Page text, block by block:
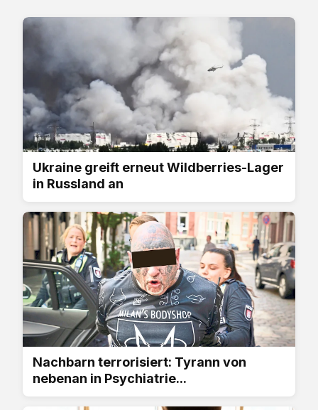
Ukraine greift erneut Wildberries-Lager
in Russland an
Nachbarn terrorisiert: Tyrann von
nebenan in Psychiatrie...